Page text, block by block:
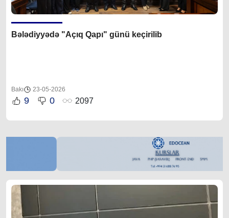
Bələdiyyədə "Açıq Qapı" günü keçirilib
Bakı 23-05-2026
9 0 2097